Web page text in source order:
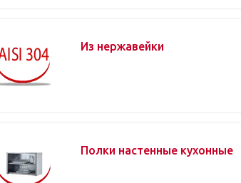
Из нержавейки
Полки настенные кухонные